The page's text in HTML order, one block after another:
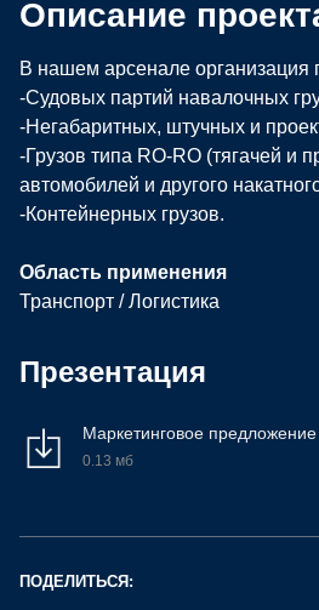
Описание
В нашем арсенале организация
-Судовых партий навалочных
-Негабаритных, штучных и
-Грузов типа RО-RО (тягачей и
автомобилей и другого
-Контейнерных грузов.
Область применения
Транспорт / Логистика
Презентация
Маркетинговое
0.13 мб
ПОДЕЛИТЬСЯ: